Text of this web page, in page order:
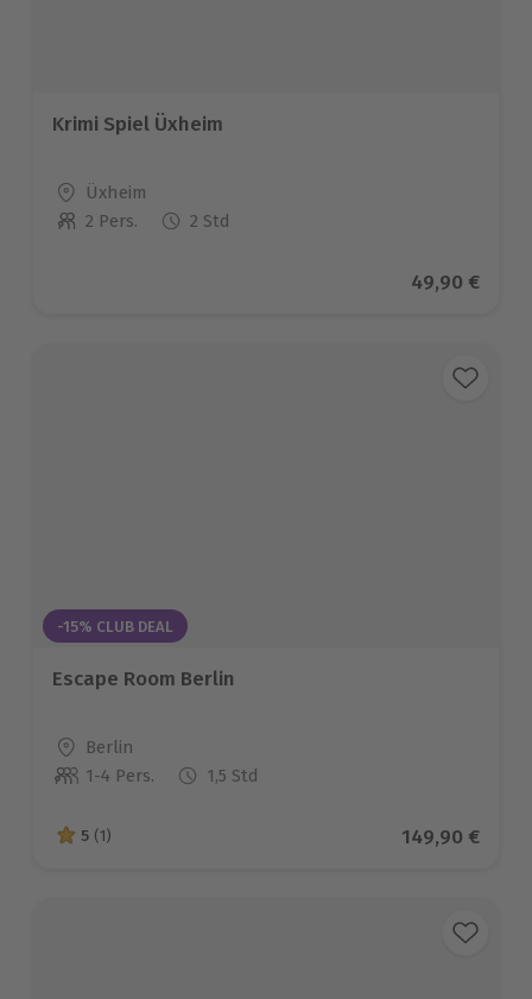
Krimi Spiel Üxheim
Standort
Üxheim
Anzahl der Teilnehmer
2 Pers. 2 Std
Aktueller
49,90 €
-15% CLUB DEAL
Escape Room Berlin
Standort
Berlin
Anzahl der Teilnehmer
1-4 Pers. 1,5 Std
5 von 5 Sternen basierend auf 1 Bewertungen
5 (1) Aktueller
149,90 €